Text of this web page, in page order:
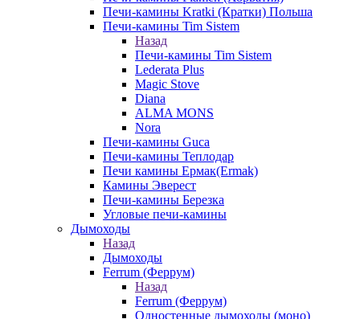
Печи-камины Kratki (Кратки) Польша
Печи-камины Tim Sistem
Назад
Печи-камины Tim Sistem
Lederata Plus
Magic Stove
Diana
ALMA MONS
Nora
Печи-камины Guca
Печи-камины Теплодар
Печи камины Ермак(Ermak)
Камины Эверест
Печи-камины Березка
Угловые печи-камины
Дымоходы
Назад
Дымоходы
Ferrum (Феррум)
Назад
Ferrum (Феррум)
Одностенные дымоходы (моно)